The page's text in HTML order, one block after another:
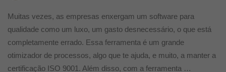
Muitas vezes, as empresas enxergam um software para
qualidade como um luxo, um gasto desnecessário, o que está
completamente errado. Essa ferramenta é um grande
otimizador de processos, algo que te ajuda, e muito, a manter a
certificação ISO 9001. Além disso, com a ferramenta …